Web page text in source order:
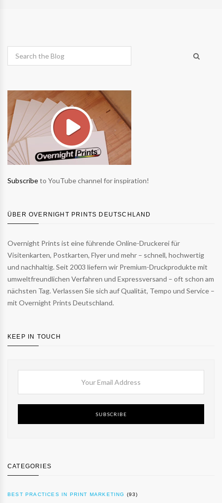
Subscribeto YouTube channel for inspiration!
ÜBER OVERNIGHT PRINTS DEUTSCHLAND
Overnight Prints ist eine führende Online-Druckerei für
Visitenkarten, Postkarten, Flyer und mehr – schnell, hochwertig
und nachhaltig. Seit 2003 liefern wir Premium-Druckprodukte mit
umweltfreundlichen Verfahren und Expressversand – oft schon am
nächsten Tag. Verlassen Sie sich auf Qualität, Tempo und Service –
mit Overnight Prints Deutschland.
KEEP IN TOUCH
SUBSCRIBE
CATEGORIES
BEST PRACTICES IN PRINT MARKETING (93)